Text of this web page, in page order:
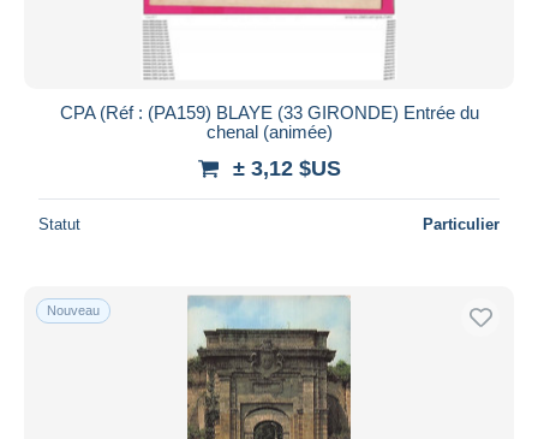
CPA (Réf : (PA159) BLAYE (33 GIRONDE) Entrée du
chenal (animée)
± 3,12 $US
Statut Particulier
Nouveau